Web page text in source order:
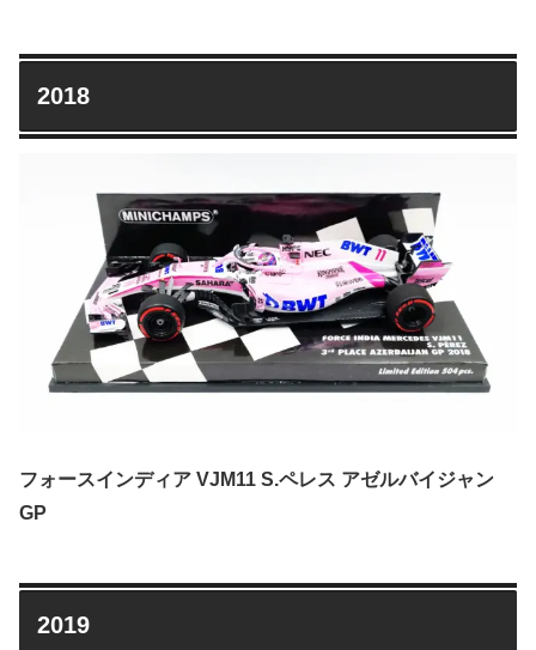
2018
フォースインディア VJM11 S.ペレス アゼルバイジャン
GP
2019